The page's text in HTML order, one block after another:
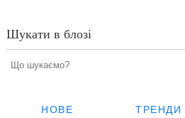
Шукати в блозі
НОВЕ ТРЕНДИ